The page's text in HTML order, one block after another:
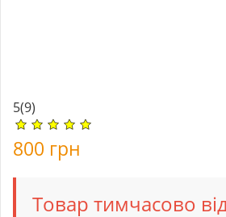
5(9)
800 грн
Товар тимчасово